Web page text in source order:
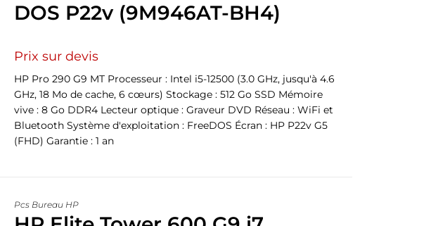
DOS P22v (9M946AT-BH4)
Prix sur devis
HP Pro 290 G9 MT Processeur : Intel i5-12500 (3.0 GHz, jusqu'à 4.6
GHz, 18 Mo de cache, 6 cœurs) Stockage : 512 Go SSD Mémoire
vive : 8 Go DDR4 Lecteur optique : Graveur DVD Réseau : WiFi et
Bluetooth Système d'exploitation : FreeDOS Écran : HP P22v G5
(FHD) Garantie : 1 an
Pcs Bureau HP